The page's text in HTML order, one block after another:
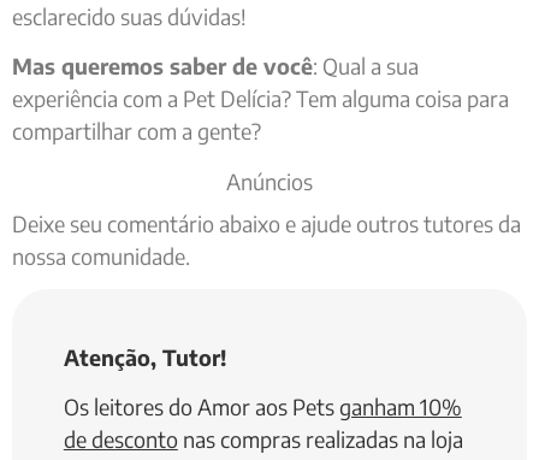
esclarecido suas dúvidas!
Mas queremos saber de você: Qual a sua
experiência com a Pet Delícia? Tem alguma coisa para
compartilhar com a gente?
Anúncios
Deixe seu comentário abaixo e ajude outros tutores da
nossa comunidade.
Atenção, Tutor!
Os leitores do Amor aos Petsganham 10%
de descontonas compras realizadas na loja